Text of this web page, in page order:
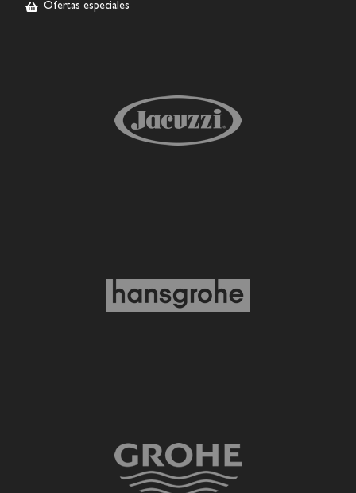
Ofertas especiales